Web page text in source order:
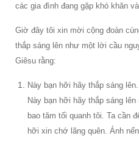
các gia đình đang gặp khó khăn
Giờ đây tôi xin mời cộng đoàn
thắp sáng lên như một lời cầu
Giêsu rằng:
Này bạn hỡi hãy thắp sáng
Này bạn hỡi hãy thắp sáng
bao tăm tối quanh tôi. Ta cần
hỡi xin chớ lãng quên. Ánh